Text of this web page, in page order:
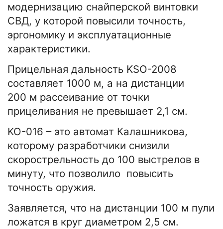
модернизацию снайперской винтовки
СВД, у которой повысили точность,
эргономику и эксплуатационные
характеристики.
Прицельная дальность KSO-2008
составляет 1000 м, а на дистанции
200 м рассеивание от точки
прицеливания не превышает 2,1 см.
KO-016 – это автомат Калашникова,
которому разработчики снизили
скорострельность до 100 выстрелов в
минуту, что позволило повысить
точность оружия.
Заявляется, что на дистанции 100 м пули
ложатся в круг диаметром 2,5 см.